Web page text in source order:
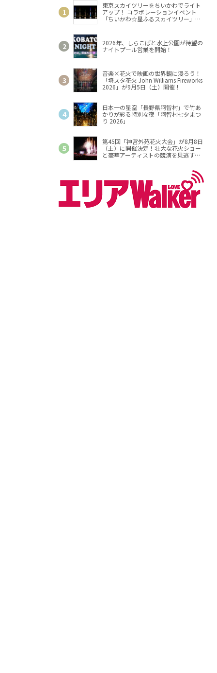
東京スカイツリーをちいかわでライト
アップ！ コラボレーションイベント
「ちいかわ☆星ふるスカイツリー」開
2026年、しらこばと水上公園が待望の
ナイトプール営業を開始！
音楽×花火で映画の世界観に浸ろう！
「埼スタ花火 John Williams Fireworks
2026」が9月5日（土）開催！
日本一の星空「長野県阿智村」で竹あ
かりが彩る特別な夜「阿智村七夕まつ
り 2026」
第45回「神宮外苑花火大会」が8月8日
（土）に開催決定！壮大な花火ショー
と豪華アーティストの競演を見逃す